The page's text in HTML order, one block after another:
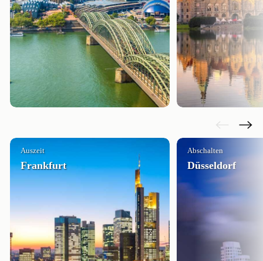
Auszeit
Frankfurt
Abschalten
Düsseldorf